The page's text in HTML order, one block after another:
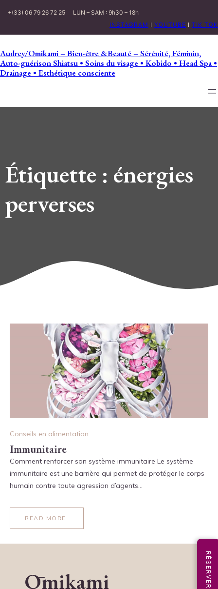
+(33) 06 79 26 72 25
LUN – SAM : 9h30 – 18h
INSTAGRAM I YOUTUBE I TIK TOK
Audrey/Ōmikami – Bien-être &Beauté – Sérénité, Féminin,
Auto-guérison Shiatsu • Soins du visage • Kobido • Head Spa •
Drainage • Esthétique consciente
Étiquette : énergies
perverses
Conseils en alimentation
Immunitaire
Comment renforcer son système immunitaire Le système
immunitaire est une barrière qui permet de protéger le corps
humain contre toute agression d’agents…
READ MORE
Ōmikami